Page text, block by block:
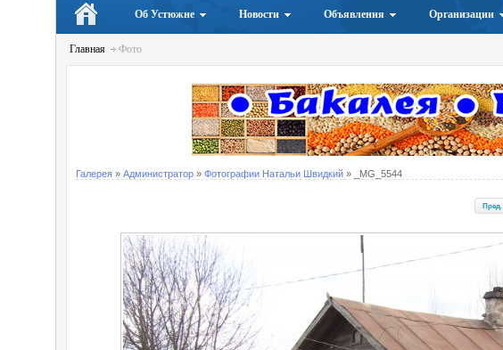
Об Устюжне Новости Объявления Организации
Главная Фото
Галерея » Администратор » Фотографии Натальи Швидкий » _MG_5544
Пред.